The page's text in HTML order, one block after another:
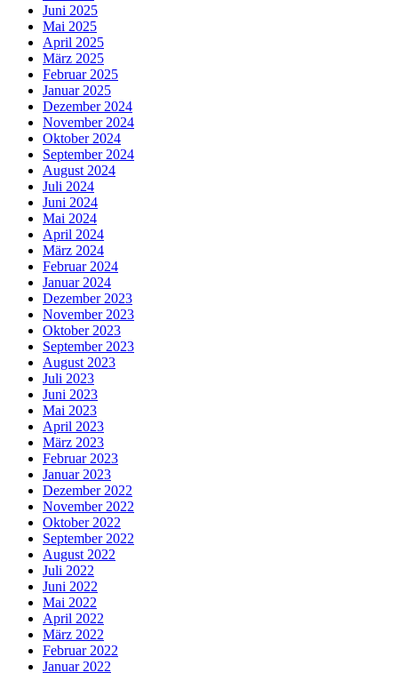
Juni 2025
Mai 2025
April 2025
März 2025
Februar 2025
Januar 2025
Dezember 2024
November 2024
Oktober 2024
September 2024
August 2024
Juli 2024
Juni 2024
Mai 2024
April 2024
März 2024
Februar 2024
Januar 2024
Dezember 2023
November 2023
Oktober 2023
September 2023
August 2023
Juli 2023
Juni 2023
Mai 2023
April 2023
März 2023
Februar 2023
Januar 2023
Dezember 2022
November 2022
Oktober 2022
September 2022
August 2022
Juli 2022
Juni 2022
Mai 2022
April 2022
März 2022
Februar 2022
Januar 2022